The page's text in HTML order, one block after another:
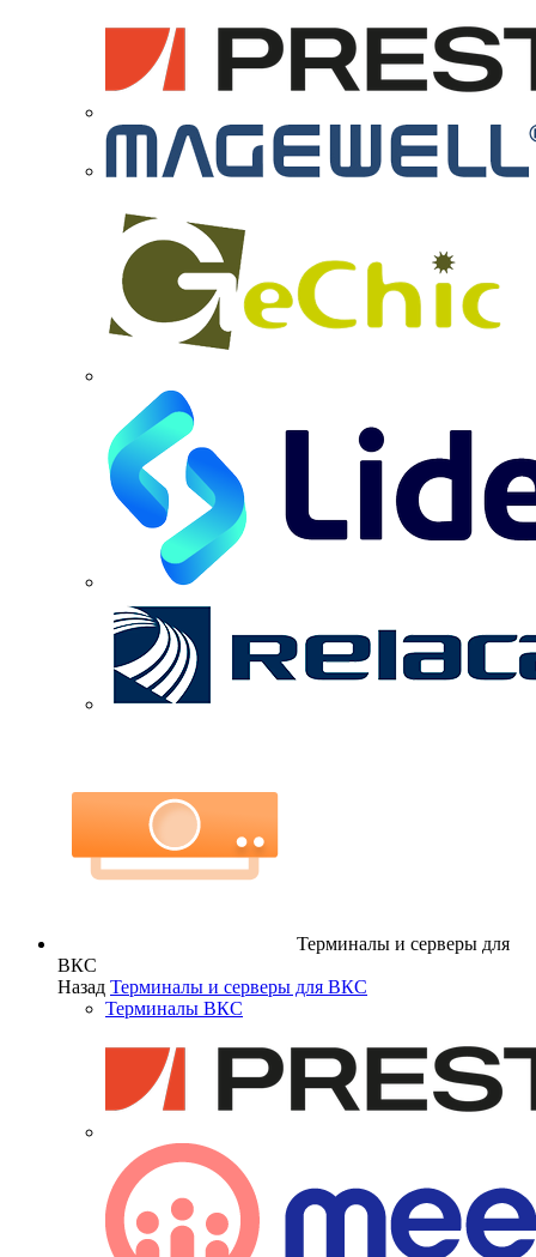
Терминалы и серверы для
ВКС
Назад Терминалы и серверы для ВКС
Терминалы ВКС